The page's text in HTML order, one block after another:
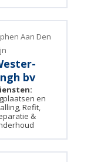
Aan Den
bv
en
Refit,
&